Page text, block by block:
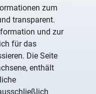
zum
transparent.
und zur
für das
Die Seite
enthält